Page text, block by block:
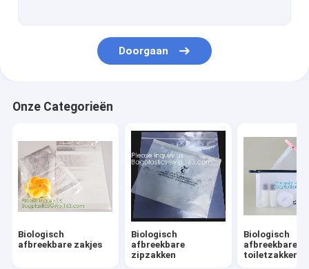
voedsel verpakkingslevering
Herbruikbare duurzame zakken
Medisch verbruiksmateriaal
Verbruiksartikelen voor de automobielindustrie
Kraftzakken Papierdozen
Doorgaan
Onze Categorieën
Biologisch
afbreekbare zakjes
Biologisch
afbreekbare
zipzakken
Biologisch
afbreekbare
toiletzakken